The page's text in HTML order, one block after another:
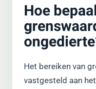
Hoe
Het bereiken van
vastgesteld aan